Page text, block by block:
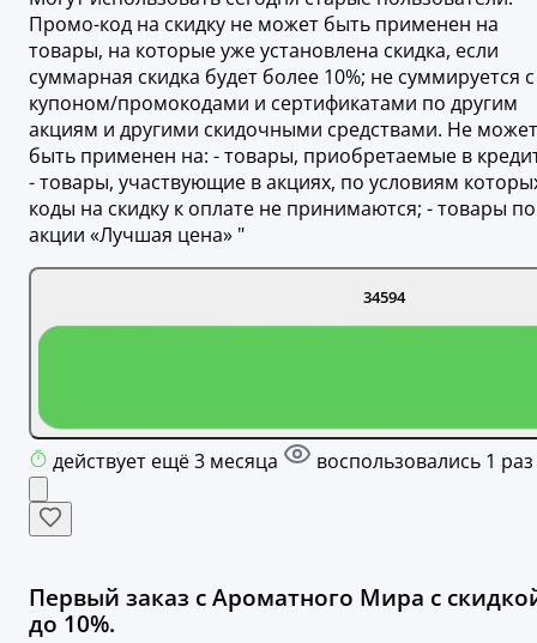
Промо-код на скидку не может быть применен на
товары, на которые уже установлена скидка, если
суммарная скидка будет более 10%; не суммируется с
купоном/промокодами и сертификатами по другим
акциям и другими скидочными средствами. Не может
быть применен на: - товары, приобретаемые в
- товары, участвующие в акциях, по условиям
коды на скидку к оплате не принимаются; - товары по
акции «Лучшая цена» "
34594
действует ещё 3 месяца воспользовались 1 раз
Первый заказ с Ароматного Мира с
до 10%.